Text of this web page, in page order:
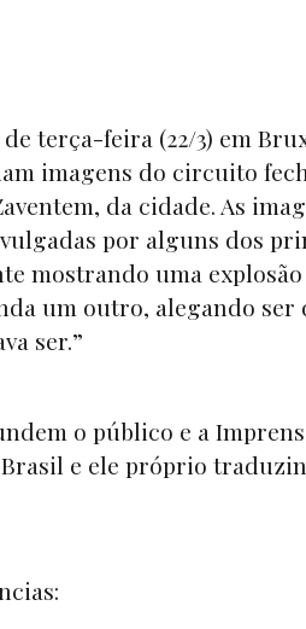
terça-feira (22/3) em
imagens do circuito
da cidade. As
por alguns dos
mostrando uma explosão
um outro, alegando ser
ser.”
o público e a
e ele próprio